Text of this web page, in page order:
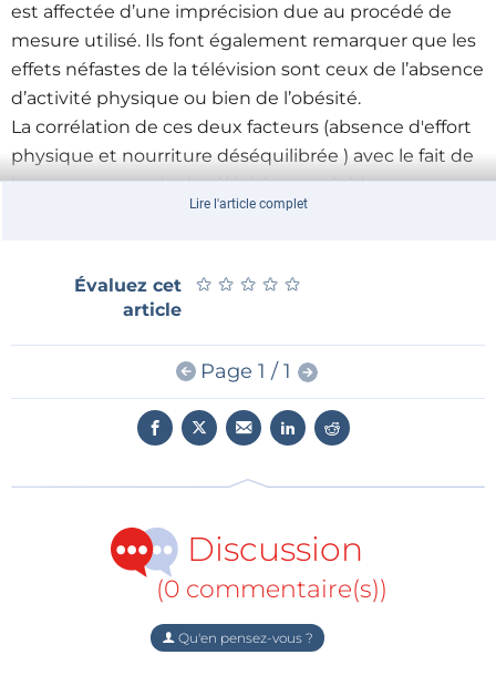
est affectée d’une imprécision due au procédé de
mesure utilisé. Ils font également remarquer que les
effets néfastes de la télévision sont ceux de l’absence
d’activité physique ou bien de l’obésité.
La corrélation de ces deux facteurs (absence d'effort
physique et nourriture déséquilibrée ) avec le fait de
beaucoup regarder la télévision est évidente.
Lire l'article complet
Évaluez cet
article
★ ★ ★ ★ ★
★ ★ ★ ★ ★
Page 1 / 1
Discussion
(0 commentaire(s))
Qu'en pensez-vous ?